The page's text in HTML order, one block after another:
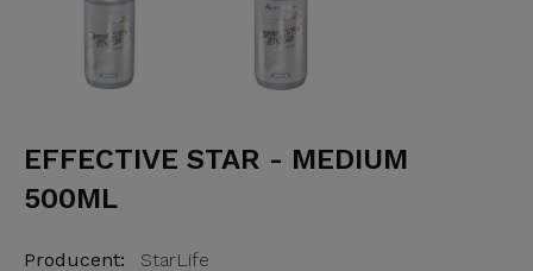
EFFECTIVE STAR - MEDIUM
500ML
Producent:
StarLife